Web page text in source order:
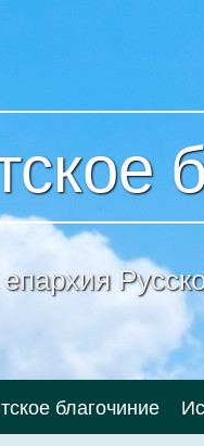
благочиние